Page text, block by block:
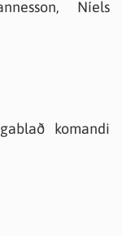
Níels
komandi